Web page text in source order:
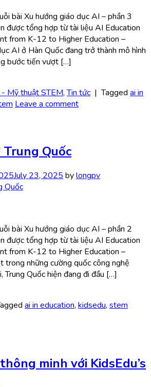
bài Xu hướng giáo dục AI – phần 3
được tổng hợp từ tài liệu AI Education
from K-12 to Higher Education –
AI ở Hàn Quốc đang trở thành mô hình
bước tiến vượt […]
- Mỹ thuật STEM,Tin tức | Tagged ai in
Leave a comment
Trung Quốc
July 23, 2025 bylongpv
bài Xu hướng giáo dục AI – phần 2
được tổng hợp từ tài liệu AI Education
from K-12 to Higher Education –
trong những cường quốc công nghệ
Trung Quốc hiện đang đi đầu […]
ai in education, kidsedu, stem
minh với KidsEdu’s